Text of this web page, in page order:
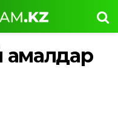
амалдар